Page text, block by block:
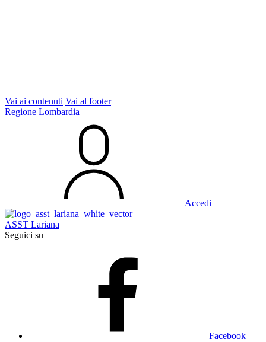
Vai ai contenuti Vai al footer
Regione Lombardia
Accedi
ASST Lariana
Seguici su
Facebook